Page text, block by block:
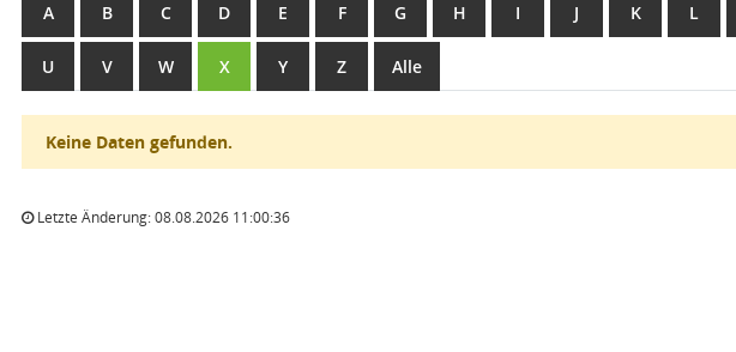
A B C D E F G H I J K L
U V W X Y Z Alle
Keine Daten gefunden.
Letzte Änderung: 08.08.2026 11:00:36